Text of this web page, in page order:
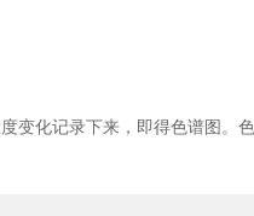
变化记录下来，即得色谱图。